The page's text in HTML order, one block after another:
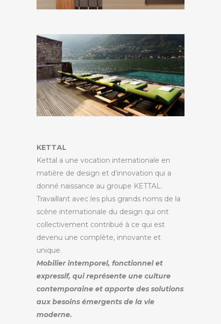
KETTAL
Kettal a une vocation internationale en
matière de design et d’innovation qui a
donné naissance au groupe KETTAL.
Travaillant avec les plus grands noms de la
scène internationale du design qui ont
collectivement contribué à ce qui est
devenu une complète, innovante et
unique.
Mobilier intemporel, fonctionnel et
expressif, qui représente une culture
contemporaine et apporte des solutions
aux besoins émergents de la vie
moderne.